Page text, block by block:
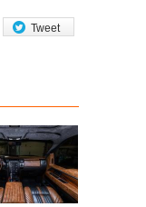
Tweet